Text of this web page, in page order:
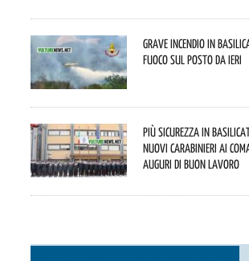
Grave incendio in
fuoco sul posto da ieri
Più sicurezza in
nuovi Carabinieri ai
Auguri di buon lavoro